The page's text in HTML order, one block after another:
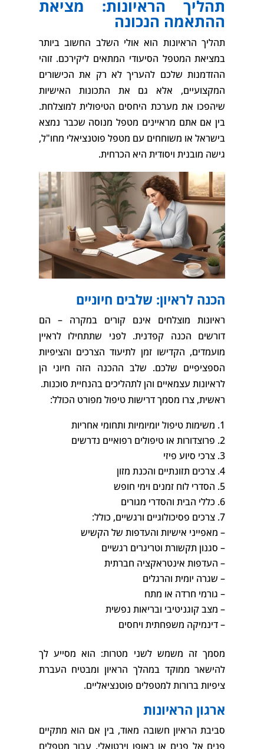
תהליך הראיונות: מציאת
ההתאמה הנכונה
תהליך הראיונות הוא אולי השלב החשוב ביותר
במציאת המטפל הסיעודי המתאים ליקירכם. זוהי
ההזדמנות שלכם להעריך לא רק את הכישורים
המקצועיים, אלא גם את התכונות האישיות
שיהפכו את מערכת היחסים הטיפולית למוצלחת.
בין אם אתם מראיינים מטפל מנוסה שכבר נמצא
בישראל או משוחחים עם מטפל פוטנציאלי מחו"ל,
גישה מובנית ויסודית היא הכרחית.
הכנה לראיון: שלבים חיוניים
ראיונות מוצלחים אינם קורים במקרה – הם
דורשים הכנה קפדנית. לפני שתתחילו לראיין
מועמדים, הקדישו זמן לתיעוד הצרכים והציפיות
הספציפיים שלכם. שלב ההכנה הזה חיוני הן
לראיונות עצמאיים והן לתהליכים בהנחיית סוכנות.
ראשית, צרו מסמך דרישות טיפול מפורט הכולל:
משימות טיפול יומיומיות ותחומי אחריות
פרוצדורות או טיפולים רפואיים נדרשים
צרכי סיוע פיזי
צרכים תזונתיים והכנת מזון
הסדרי לוח זמנים וימי חופש
כללי הבית והסדרי מגורים
צרכים פסיכולוגיים ורגשיים, כולל:
– מאפייני אישיות והעדפות של הקשיש
– סגנון תקשורת וטריגרים רגשיים
– העדפות אינטראקציה חברתית
– שגרה יומית והרגלים
– גורמי חרדה או מתח
– מצב קוגניטיבי ובריאות נפשית
– דינמיקה משפחתית ויחסים
מסמך זה משמש לשני מטרות: הוא מסייע לך
להישאר ממוקד במהלך הראיון ומבטיח העברת
ציפיות ברורות למטפלים פוטנציאליים.
ארגון הראיונות
סביבת הראיון חשובה מאוד, בין אם הוא מתקיים
פנים אל פנים או באופן וירטואלי. עבור מטפלים